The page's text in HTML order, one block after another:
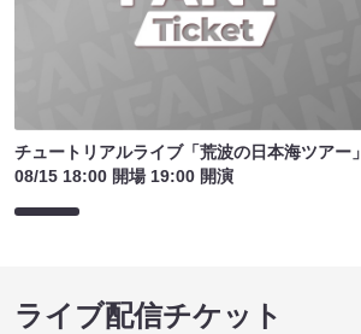
チュートリアルライブ「荒波の日本海ツアー」
08/15 18:00 開場 19:00 開演
ライブ配信チケット